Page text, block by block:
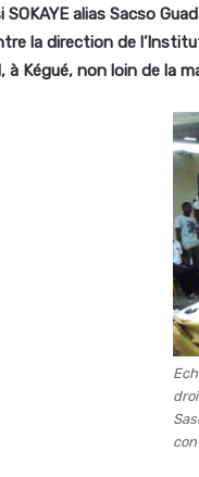
SOKAYE alias Sacso
la direction de
à Kégué, non loin de la